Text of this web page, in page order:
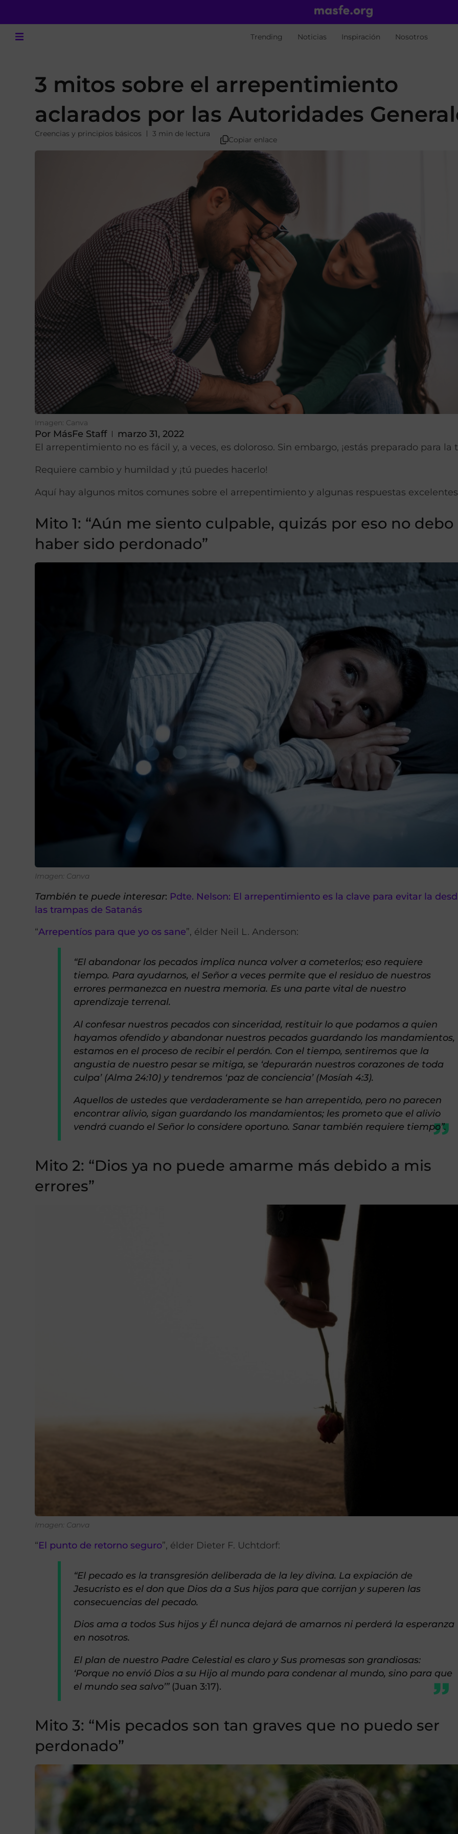
Trending Noticias Inspiración Nosotros
3 mitos sobre el arrepentimiento
aclarados por las Autoridades
Creencias y principios básicos 3 min de lectura
Copiar enlace
Imagen: Canva
Por MásFe Staff
marzo 31, 2022
El arrepentimiento no es fácil y, a veces, es doloroso. Sin embargo, ¡estás preparado para la
Requiere cambio y humildad y ¡tú puedes hacerlo!
Aquí hay algunos mitos comunes sobre el arrepentimiento y algunas respuestas
Mito 1: “Aún me siento culpable, quizás por eso no debo
haber sido perdonado”
Imagen: Canva
También te puede interesar: Pdte. Nelson: El arrepentimiento es la clave para evitar la
las trampas de Satanás
“Arrepentíos para que yo os sane”, élder Neil L. Anderson:
“El abandonar los pecados implica nunca volver a cometerlos; eso requiere
tiempo. Para ayudarnos, el Señor a veces permite que el residuo de nuestros
errores permanezca en nuestra memoria. Es una parte vital de nuestro
aprendizaje terrenal.
Al confesar nuestros pecados con sinceridad, restituir lo que podamos a quien
hayamos ofendido y abandonar nuestros pecados guardando los mandamientos,
estamos en el proceso de recibir el perdón. Con el tiempo, sentiremos que la
angustia de nuestro pesar se mitiga, se ‘depurarán nuestros corazones de toda
culpa’ (Alma 24:10) y tendremos ‘paz de conciencia’ (Mosíah 4:3).
Aquellos de ustedes que verdaderamente se han arrepentido, pero no parecen
encontrar alivio, sigan guardando los mandamientos; les prometo que el alivio
vendrá cuando el Señor lo considere oportuno. Sanar también requiere tiempo”.
Mito 2: “Dios ya no puede amarme más debido a mis
errores”
Imagen: Canva
“El punto de retorno seguro”, élder Dieter F. Uchtdorf:
“El pecado es la transgresión deliberada de la ley divina. La expiación de
Jesucristo es el don que Dios da a Sus hijos para que corrijan y superen las
consecuencias del pecado.
Dios ama a todos Sus hijos y Él nunca dejará de amarnos ni perderá la esperanza
en nosotros.
El plan de nuestro Padre Celestial es claro y Sus promesas son grandiosas:
‘Porque no envió Dios a su Hijo al mundo para condenar al mundo, sino para que
el mundo sea salvo’”(Juan 3:17).
Mito 3: “Mis pecados son tan graves que no puedo ser
perdonado”